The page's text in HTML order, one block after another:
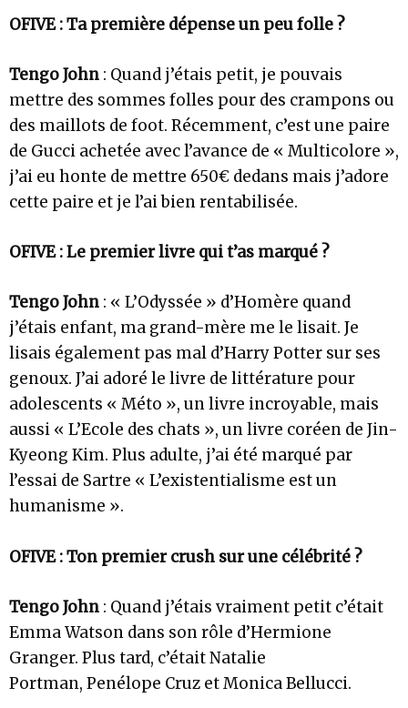
OFIVE : Ta première dépense un peu folle ?
Tengo John : Quand j’étais petit, je pouvais
mettre des sommes folles pour des crampons ou
des maillots de foot. Récemment, c’est une paire
de Gucci achetée avec l’avance de « Multicolore »,
j’ai eu honte de mettre 650€ dedans mais j’adore
cette paire et je l’ai bien rentabilisée.
OFIVE : Le premier livre qui t’as marqué ?
Tengo John : « L’Odyssée » d’Homère quand
j’étais enfant, ma grand-mère me le lisait. Je
lisais également pas mal d’Harry Potter sur ses
genoux. J’ai adoré le livre de littérature pour
adolescents « Méto », un livre incroyable, mais
aussi « L’Ecole des chats », un livre coréen de Jin-
Kyeong Kim. Plus adulte, j’ai été marqué par
l’essai de Sartre « L’existentialisme est un
humanisme ».
OFIVE : Ton premier crush sur une célébrité ?
Tengo John : Quand j’étais vraiment petit c’était
Emma Watson dans son rôle d’Hermione
Granger. Plus tard, c’était Natalie
Portman, Penélope Cruz et Monica Bellucci.